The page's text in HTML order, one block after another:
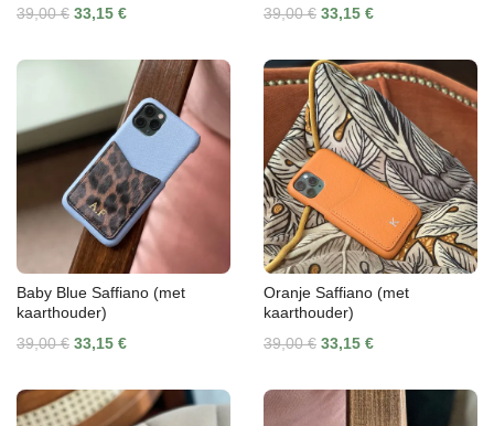
39,00 € 33,15 €
39,00 € 33,15 €
Baby Blue Saffiano (met
kaarthouder)
39,00 € 33,15 €
Oranje Saffiano (met
kaarthouder)
39,00 € 33,15 €